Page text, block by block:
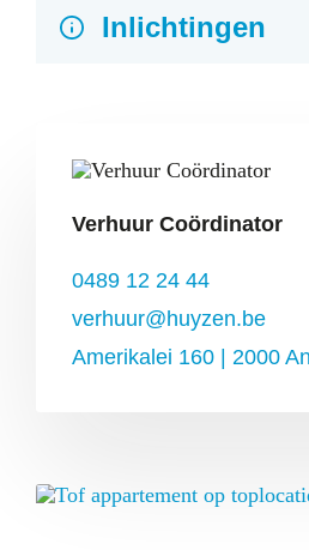
Inlichtingen
Verhuur Coördinator
0489 12 24 44
verhuur@huyzen.be
Amerikalei 160 | 2000
Foto's